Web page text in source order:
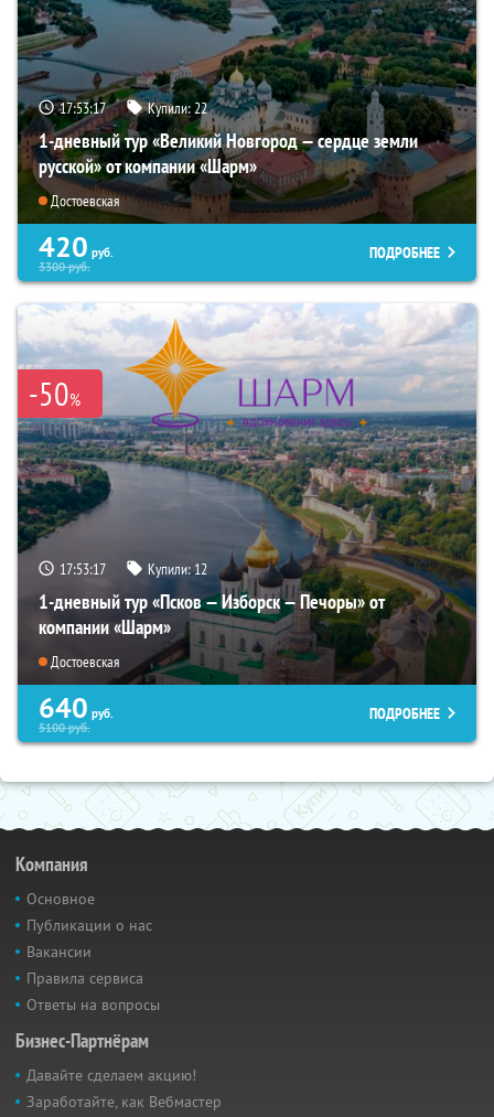
17:53:16 Купили:22
1-дневный тур «Великий Новгород — сердце земли
русской» от компании «Шарм»
Достоевская
420 руб.
3300руб.
ПОДРОБНЕЕ
-50%
17:53:16 Купили:12
1-дневный тур «Псков — Изборск — Печоры» от
компании «Шарм»
Достоевская
640 руб.
5100руб.
ПОДРОБНЕЕ
Компания
Основное
Публикации о нас
Вакансии
Правила сервиса
Ответы на вопросы
Бизнес-Партнёрам
Давайте сделаем акцию!
Заработайте, как Вебмастер